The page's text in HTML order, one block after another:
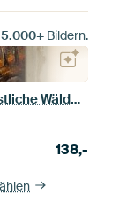
5.000+Bildern.
Ein Fluss, der sich durch herbstliche Wälder schlängelt
138,-